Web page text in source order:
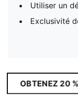
Utiliser un
Exclusivité
OBTENEZ 20